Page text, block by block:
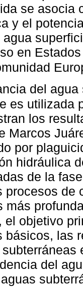
se asocia
y el
en
del
es utilizada
los
Marcos
por
hidráulica
de la
procesos de
más
el objetivo
básicos, las
del